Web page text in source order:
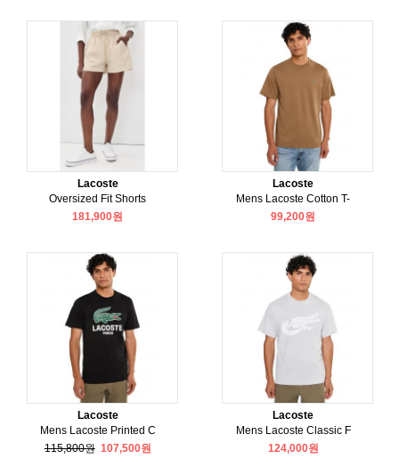
Lacoste
Oversized Fit Shorts
181,900원
Lacoste
Mens Lacoste Cotton T-
99,200원
Lacoste
Mens Lacoste Printed C
115,800원 107,500원
Lacoste
Mens Lacoste Classic F
124,000원